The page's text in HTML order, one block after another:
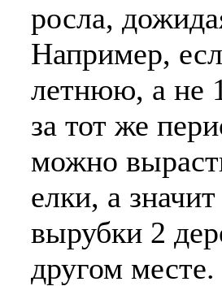
росла,
Например,
летнюю, а не
за тот же
можно
елки, а
вырубки 2
другом месте.